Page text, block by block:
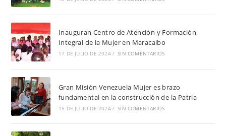
Inauguran Centro de Atención y Formación
Integral de la Mujer en Maracaibo
17 DE JULIO DE 2024 / SIN COMENTARIOS
Gran Misión Venezuela Mujer es brazo
fundamental en la construcción de la Patria
15 DE JULIO DE 2024 / SIN COMENTARIOS